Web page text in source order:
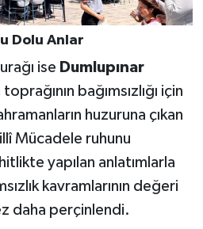
Dolu Anlar
ise Dumlupınar
bağımsızlığı için
huzuruna çıkan
Mücadele ruhunu
yapılan anlatımlarla
kavramlarının değeri
daha perçinlendi.